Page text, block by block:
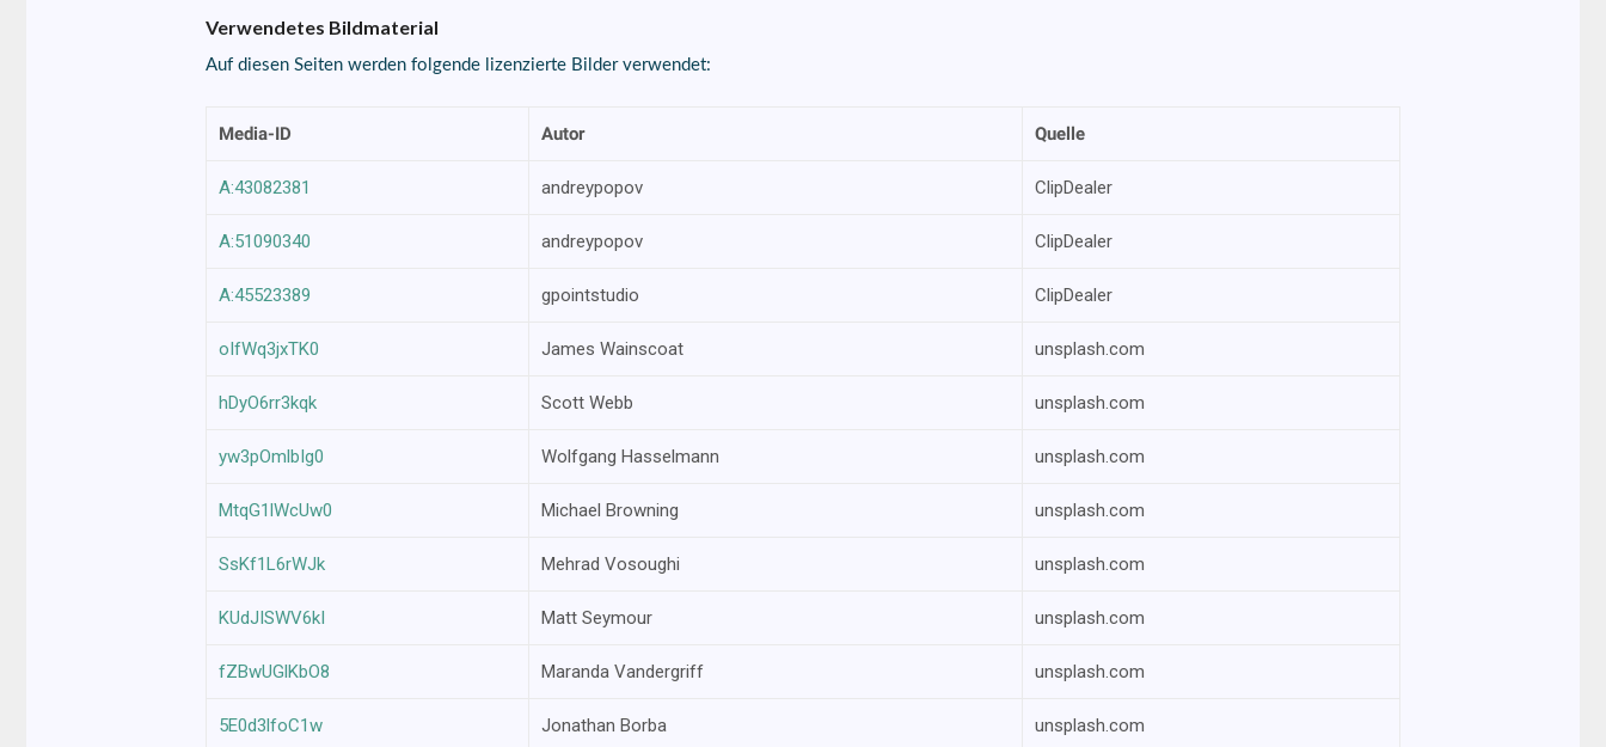
Verwendetes Bildmaterial
Auf diesen Seiten werden folgende lizenzierte Bilder verwendet:
Media-ID Autor Quelle
A:43082381 andreypopov ClipDealer
A:51090340 andreypopov ClipDealer
A:45523389 gpointstudio ClipDealer
oIfWq3jxTK0 James Wainscoat unsplash.com
hDyO6rr3kqk Scott Webb unsplash.com
yw3pOmlbIg0 Wolfgang Hasselmann unsplash.com
MtqG1lWcUw0 Michael Browning unsplash.com
SsKf1L6rWJk Mehrad Vosoughi unsplash.com
KUdJISWV6kI Matt Seymour unsplash.com
fZBwUGlKbO8 Maranda Vandergriff unsplash.com
5E0d3lfoC1w Jonathan Borba unsplash.com